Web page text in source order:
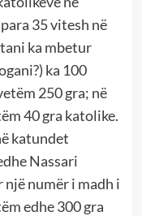
35 vitesh në
ka mbetur
ka 100
250 gra; në
40 gra katolike.
katundet
Nassari
një numër i madh i
edhe 300 gra